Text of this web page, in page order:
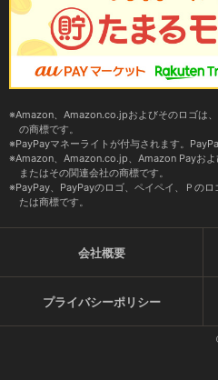
Amazon、Amazon.co.jpおよびそのロゴは
の商標です。
PayPayマネーライトが付与されます。
Amazon、Amazon.co.jp、Amazon Payお
またはその関連会社の商標です。
PayPay、PayPayのロゴ、ペイペイ、Ｐの
たは商標です。
会社概要
プライバシーポリシー